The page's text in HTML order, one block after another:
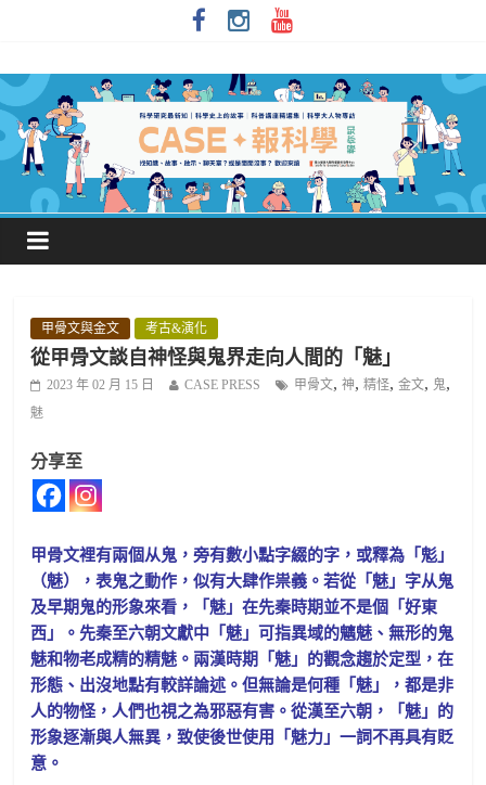
甲骨文與金文 考古&演化
從甲骨文談自神怪與鬼界走向人間的「魅」
2023 年 02 月 15 日 CASE PRESS 甲骨文,神,精怪,金文, 鬼,
魅
分享至
甲骨文裡有兩個从鬼，旁有數小點字綴的字，或釋為「鬽」
（魅），表鬼之動作，似有大肆作祟義。若從「魅」字从鬼
及早期鬼的形象來看，「魅」在先秦時期並不是個「好東
西」。先秦至六朝文獻中「魅」可指異域的魑魅、無形的鬼
魅和物老成精的精魅。兩漢時期「魅」的觀念趨於定型，在
形態、出沒地點有較詳論述。但無論是何種「魅」，都是非
人的物怪，人們也視之為邪惡有害。從漢至六朝，「魅」的
形象逐漸與人無異，致使後世使用「魅力」一詞不再具有貶
意。